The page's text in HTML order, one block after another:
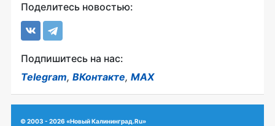
Поделитесь новостью:
Подпишитесь на нас:
Telegram, ВКонтакте, MAX
© 2003 - 2026 «Новый Калининград.Ru»